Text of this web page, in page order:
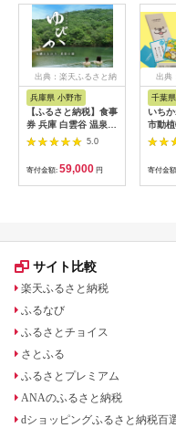
出典：楽天ふるさと納
兵庫県 小野市
【ふるさと納税】食事
券 兵庫 白雲谷 温泉
ゆぴか 入浴券 10枚＋
お食事券 (1,000円)
10枚 セット 旅行 旅
温泉旅行 スパ サウナ
岩盤浴 マッサージ エ
トラン 健康 美容 兵庫
5.0
寄付金額: 59,000 円
出典
千葉
いちか
市動植
ト 【
寄付金
サイト比較
楽天ふるさと納税
ふるなび
ふるさとチョイス
さとふる
ふるさとプレミアム
ANAのふるさと納税
dショッピングふるさと納税百